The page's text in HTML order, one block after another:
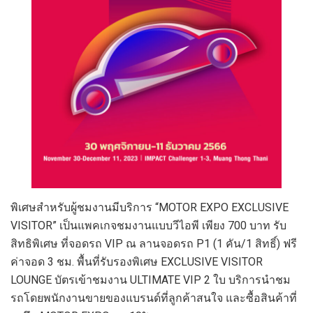
พิเศษสำหรับผู้ชมงานมีบริการ “MOTOR EXPO EXCLUSIVE
VISITOR” เป็นแพคเกจชมงานแบบวีไอพี เพียง 700 บาท รับ
สิทธิพิเศษ ที่จอดรถ VIP ณ ลานจอดรถ P1 (1 คัน/1 สิทธิ์) ฟรี
ค่าจอด 3 ชม. พื้นที่รับรองพิเศษ EXCLUSIVE VISITOR
LOUNGE บัตรเข้าชมงาน ULTIMATE VIP 2 ใบ บริการนำชม
รถโดยพนักงานขายของแบรนด์ที่ลูกค้าสนใจ และซื้อสินค้าที่